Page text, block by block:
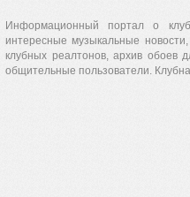
Информационный портал о
интересные музыкальные
клубных реалтонов, архив обоев
общительные пользователи.